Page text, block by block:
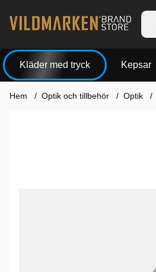
Kläder med tryck Kepsar
Hem Optik och tillbehör Optik